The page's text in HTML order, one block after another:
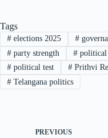
Tags
#elections 2025 #
#party strength #political
#political test #Prithvi
#Telangana politics
PREVIOUS